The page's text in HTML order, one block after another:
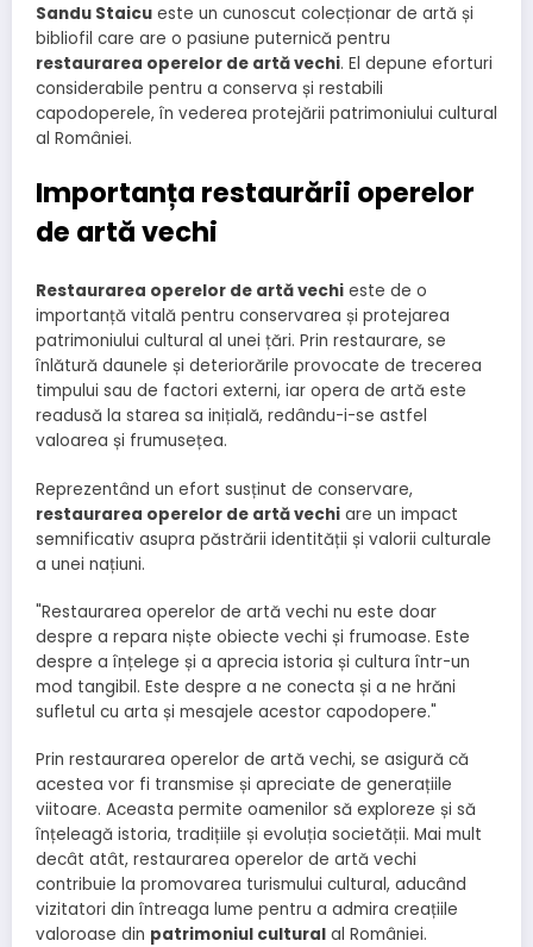
Sandu Staicu este un cunoscut colecționar de artă și
bibliofil care are o pasiune puternică pentru
restaurarea operelor de artă vechi. El depune eforturi
considerabile pentru a conserva și restabili
capodoperele, în vederea protejării patrimoniului cultural
al României.
Importanța restaurării operelor
de artă vechi
Restaurarea operelor de artă vechi este de o
importanță vitală pentru conservarea și protejarea
patrimoniului cultural al unei țări. Prin restaurare, se
înlătură daunele și deteriorările provocate de trecerea
timpului sau de factori externi, iar opera de artă este
readusă la starea sa inițială, redându-i-se astfel
valoarea și frumusețea.
Reprezentând un efort susținut de conservare,
restaurarea operelor de artă vechi are un impact
semnificativ asupra păstrării identității și valorii culturale
a unei națiuni.
"Restaurarea operelor de artă vechi nu este doar
despre a repara niște obiecte vechi și frumoase. Este
despre a înțelege și a aprecia istoria și cultura într-un
mod tangibil. Este despre a ne conecta și a ne hrăni
sufletul cu arta și mesajele acestor capodopere."
Prin restaurarea operelor de artă vechi, se asigură că
acestea vor fi transmise și apreciate de generațiile
viitoare. Aceasta permite oamenilor să exploreze și să
înțeleagă istoria, tradițiile și evoluția societății. Mai mult
decât atât, restaurarea operelor de artă vechi
contribuie la promovarea turismului cultural, aducând
vizitatori din întreaga lume pentru a admira creațiile
valoroase din patrimoniul cultural al României.